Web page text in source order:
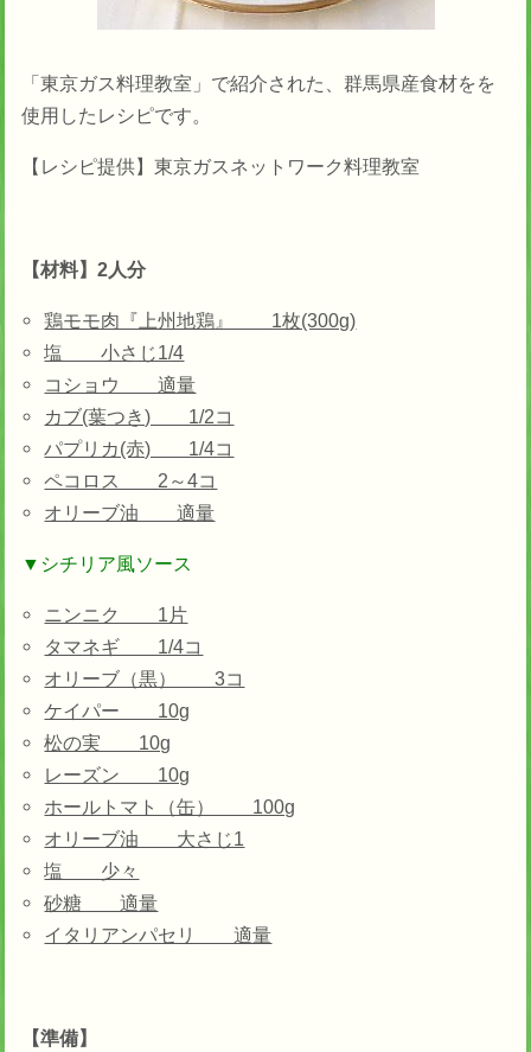
「東京ガス料理教室」で紹介された、群馬県産食材をを
使用したレシピです。
【レシピ提供】東京ガスネットワーク料理教室
【材料】2人分
鶏モモ肉『上州地鶏』 1枚(300g)
塩 小さじ1/4
コショウ 適量
カブ(葉つき) 1/2コ
パプリカ(赤) 1/4コ
ペコロス 2～4コ
オリーブ油 適量
▼シチリア風ソース
ニンニク 1片
タマネギ 1/4コ
オリーブ（黒） 3コ
ケイパー 10g
松の実 10g
レーズン 10g
ホールトマト（缶） 100g
オリーブ油 大さじ1
塩 少々
砂糖 適量
イタリアンパセリ 適量
【準備】